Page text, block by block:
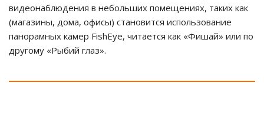
видеонаблюдения в небольших помещениях, таких как
(магазины, дома, офисы) становится использование
панорамных камер FishEye, читается как «Фишай» или по
другому «Рыбий глаз».